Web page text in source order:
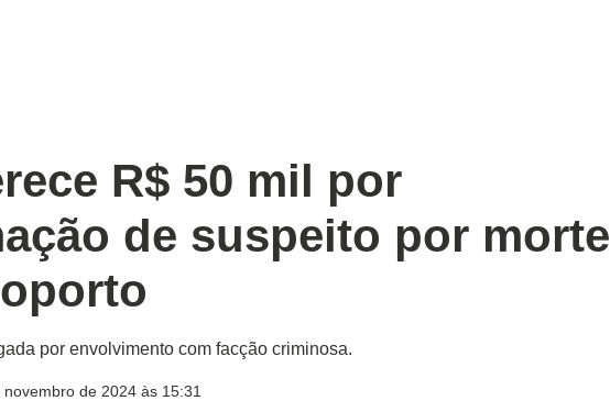
R$ 50 mil por
de suspeito por morte
por envolvimento com facção criminosa.
de 2024 às 15:31